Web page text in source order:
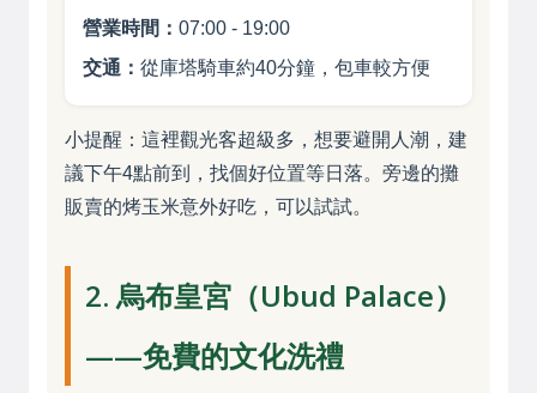
營業時間： 07:00 - 19:00
交通： 從庫塔騎車約40分鐘，包車較方便
小提醒：這裡觀光客超級多，想要避開人潮，建
議下午4點前到，找個好位置等日落。旁邊的攤
販賣的烤玉米意外好吃，可以試試。
2. 烏布皇宮（Ubud Palace）
——免費的文化洗禮